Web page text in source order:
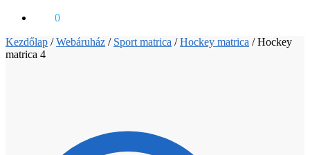
0
Kezdőlap /Webáruház / Sport matrica /Hockey matrica /Hockey
matrica 4